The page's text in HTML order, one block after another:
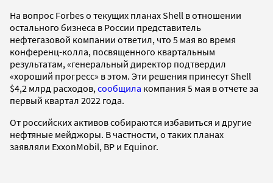
На вопрос Forbes о текущих планах Shell в отношении
остального бизнеса в России представитель
нефтегазовой компании ответил, что 5 мая во время
конференц-колла, посвященного квартальным
результатам, «генеральный директор подтвердил
«хороший прогресс» в этом. Эти решения принесут Shell
$4,2 млрд расходов, сообщила компания 5 мая в отчете за
первый квартал 2022 года.
От российских активов собираются избавиться и другие
нефтяные мейджоры. В частности, о таких планах
заявляли ExxonMobil, BP и Equinor.